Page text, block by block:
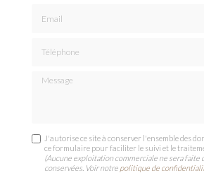
Message
J'autorise ce site à conserver l'ensemble des
ce formulaire pour faciliter le suivi et le
(Aucune exploitation commerciale ne sera faite
conservées. Voir notre politique de